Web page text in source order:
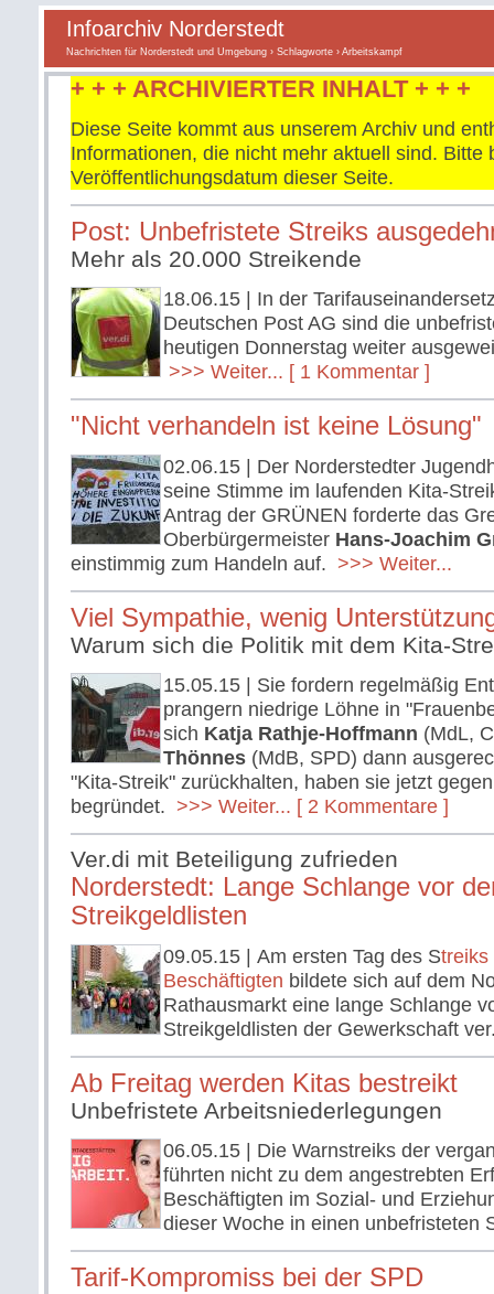
Infoarchiv Norderstedt
Nachrichten für Norderstedt und Umgebung › Schlagworte › Arbeitskampf
+ + + ARCHIVIERTER INHALT + + +
Diese Seite kommt aus unserem Archiv und
Informationen, die nicht mehr aktuell sind. Bitte
Veröffentlichungsdatum dieser Seite.
Post: Unbefristete Streiks
Mehr als 20.000 Streikende
18.06.15 | In der
Deutschen Post AG sind die
heutigen Donnerstag weiter
>>> Weiter... [ 1 Kommentar ]
"Nicht verhandeln ist keine Lösung"
02.06.15 | Der Norderstedter
seine Stimme im laufenden Kita-
Antrag der GRÜNEN forderte das
Oberbürgermeister Hans-Joachim
einstimmig zum Handeln auf. >>> Weiter...
Viel Sympathie, wenig
Warum sich die Politik mit dem Kita-
15.05.15 | Sie fordern regelmäßig
prangern niedrige Löhne in
sich Katja Rathje-Hoffmann (MdL,
Thönnes (MdB, SPD) dann
"Kita-Streik" zurückhalten, haben sie jetzt
begründet. >>> Weiter... [ 2 Kommentare ]
Ver.di mit Beteiligung zufrieden
Norderstedt: Lange Schlange vor
Streikgeldlisten
09.05.15 | Am ersten Tag des Streiks
Beschäftigten bildete sich auf dem
Rathausmarkt eine lange Schlange
Streikgeldlisten der Gewerkschaft
Ab Freitag werden Kitas bestreikt
Unbefristete Arbeitsniederlegungen
06.05.15 | Die Warnstreiks der
führten nicht zu dem angestrebten
Beschäftigten im Sozial- und
dieser Woche in einen unbefristeten
Tarif-Kompromiss bei der SPD